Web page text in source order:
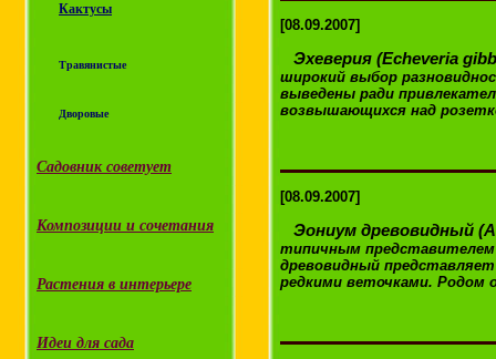
Кактусы
Травянистые
Дворовые
Садовник советует
Композиции и сочетания
Растения в интерьере
Идеи для сада
[08.09.2007]
Эхеверия (Echeveria
широкий выбор
выведены ради
возвышающихся над
[08.09.2007]
Эониум древовидный
типичным
древовидный
редкими веточками. Родом